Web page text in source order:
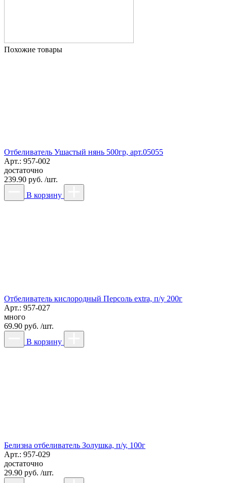
Похожие товары
Отбеливатель Ушастый нянь 500гр, арт.05055
Арт.: 957-002
достаточно
239.90 руб. /шт.
В корзину
Отбеливатель кислородный Персоль extra, п/у 200г
Арт.: 957-027
много
69.90 руб. /шт.
В корзину
Белизна отбеливатель Золушка, п/у, 100г
Арт.: 957-029
достаточно
29.90 руб. /шт.